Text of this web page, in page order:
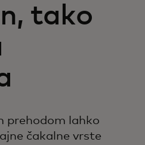
tako
prehodom lahko
čakalne vrste